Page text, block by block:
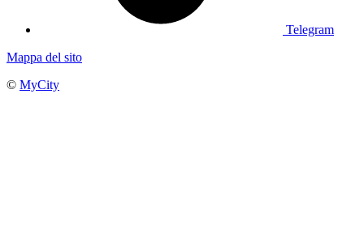
Telegram
Mappa del sito
© MyCity